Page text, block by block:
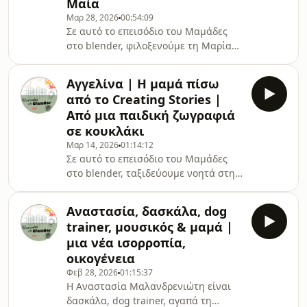
μοναδική εμπειρία.Με απλό και
κατανοητό τρόπο, προσεγγίζουμε τον
τοκετό ρεαλιστικά, χωρίς μύθους και
υπερβολές. Ένα επεισόδιο που θα σε
βοηθήσει να δει
Μαία
Μαρ 28, 202600:54:09
Σε αυτό το επεισόδιο του Μαμάδες
στο blender, φιλοξενούμε τη Μαρία
υπόβαθρο, που στηρίζει γυναίκες από
την εγκυμοσύνη μέχρι τις πρώτες
μέρες με το μωρό.Αφήνουμε μύθους
και περιττό άγχος και με απλό και
ανθρώπινο τρόπο, μιλάμε για την
εγκυμοσύνη και δίνουμε απαντήσεις
σε ερωτήσεις που απασχολούν κάθε
μέλλουσα μαμά.Σε αυτό το επεισόδιο
Αγγελίνα | Η μαμά πίσω
από το Creating Stories |
Από μια παιδική ζωγραφιά
σε κουκλάκι
Μαρ 14, 202601:14:12
Σε αυτό το επεισόδιο του Μαμάδες
στο blender, ταξιδεύουμε νοητά στη
Stories, του πρώτου καταστήματος
στην Ευρώπη όπου μια παιδική
ζωγραφιά μπορεί να μετατραπεί σε
χειροποίητο κουκλάκι.Μιλήσαμε για
την ιδέα που γεννήθηκε από την
αγάπη για τη δημιουργία και την
παιδική φαντασία, αλλά και για το
Αναστασία, δασκάλα, dog
trainer, μουσικός & μαμά |
μια νέα ισορροπία,
οικογένεια
Φεβ 28, 202601:15:37
Η Αναστασία Μαλανδρενιώτη είναι
δασκάλα, dog trainer, αγαπά τη